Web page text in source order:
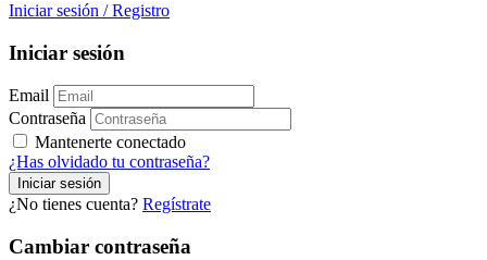
Iniciar sesión / Registro
Iniciar sesión
Email
Contraseña
Mantenerte conectado
¿Has olvidado tu contraseña?
¿No tienes cuenta? Regístrate
Cambiar contraseña